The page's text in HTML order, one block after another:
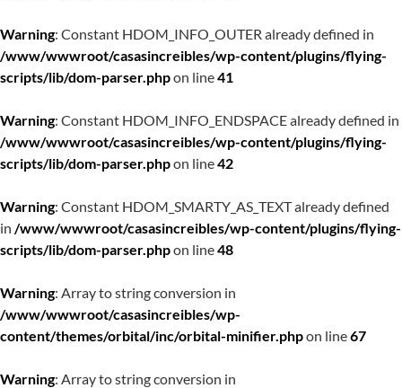
Warning: Constant HDOM_INFO_OUTER already defined in
/www/wwwroot/casasincreibles/wp-content/plugins/flying-
scripts/lib/dom-parser.phpon line41
Warning: Constant HDOM_INFO_ENDSPACE already defined in
/www/wwwroot/casasincreibles/wp-content/plugins/flying-
scripts/lib/dom-parser.phpon line42
Warning: Constant HDOM_SMARTY_AS_TEXT already defined
in /www/wwwroot/casasincreibles/wp-content/plugins/flying-
scripts/lib/dom-parser.phpon line48
Warning: Array to string conversion in
/www/wwwroot/casasincreibles/wp-
content/themes/orbital/inc/orbital-minifier.phpon line67
Warning: Array to string conversion in